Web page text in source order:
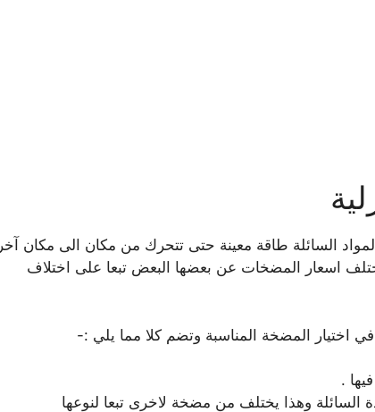
السائلة طاقة معينة حتى تتحرك من مكان الى مكان آخر
اسعار المضخات عن بعضها البعض تبعا على اختلاف
اختيار المضخة المناسبة وتضم كلا مما يلي :-
.
السائلة وهذا يختلف من مضخة لاخرى تبعا لنوعها